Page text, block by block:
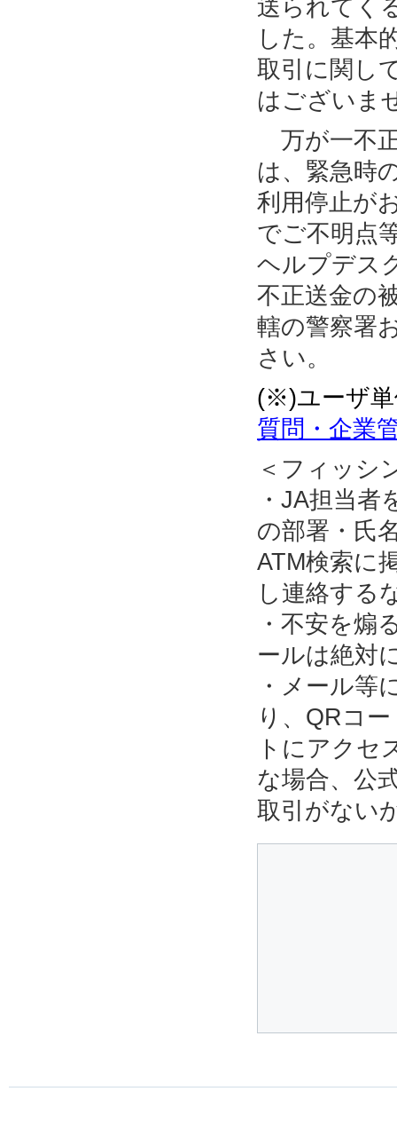
送られてく
した。基本
取引に関し
はございま
万が一不
は、緊急時
利用停止が
でご不明点
ヘルプデス
不正送金の
轄の警察署
さい。
(※)ユーザ単
質問・企業
＜フィッシ
・JA担当
の部署・氏
ATM検索に
し連絡する
・不安を煽
ールは絶対
・メール等
り、QRコ
トにアクセ
な場合、公
取引がない